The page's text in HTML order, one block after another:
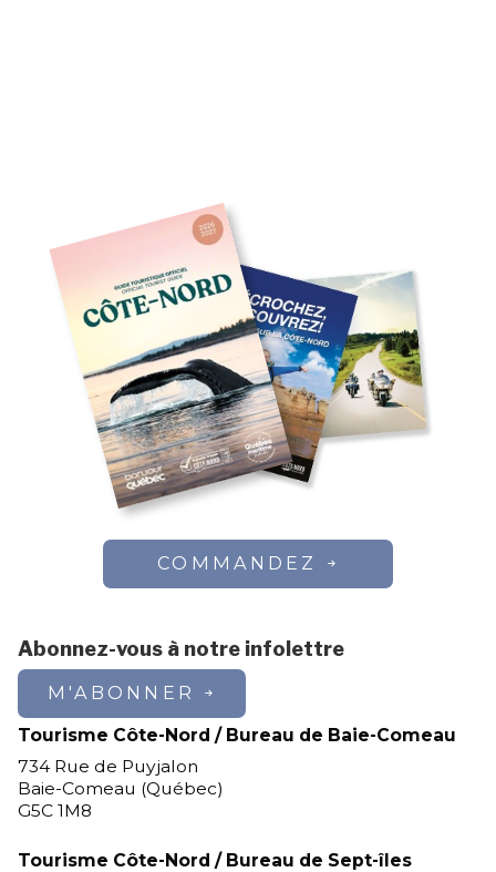
COMMANDEZ
Abonnez-vous à notre infolettre
M'ABONNER
Tourisme Côte-Nord / Bureau de Baie-Comeau
734 Rue de Puyjalon
Baie-Comeau (Québec)
G5C 1M8
Tourisme Côte-Nord / Bureau de Sept-îles